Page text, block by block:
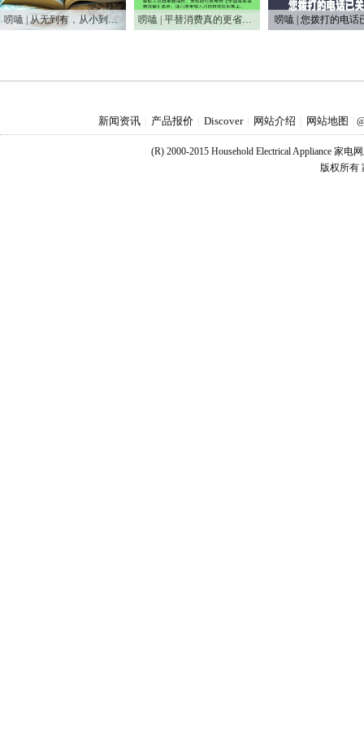
唠嗑 | 从无到有，从小到大，75年家电之变 唠嗑 | 平替消费真的更省钱吗？ 唠嗑 | 您拨打的电话
新闻资讯 产品报价 Discover 网站介绍 网站地图
(R) 2000-2015 Household Electrical Appliance 家电
版权所有